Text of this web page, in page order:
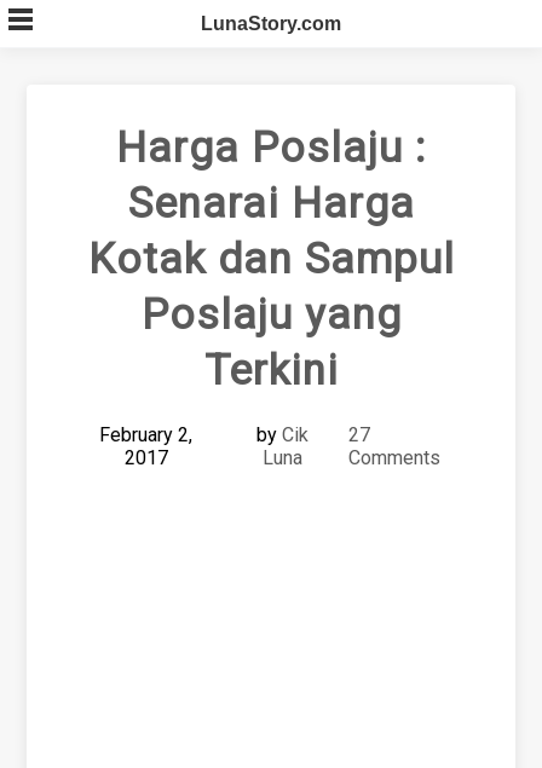
Skip
to
LunaStory.com
Harga Poslaju :
Senarai Harga
Kotak dan Sampul
Poslaju yang
Terkini
February 2,
2017
by Cik
Luna
27
Comments